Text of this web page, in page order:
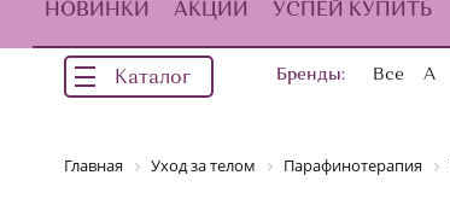
НОВИНКИ АКЦИИ УСПЕЙ КУПИТЬ
Каталог Бренды: Все A
Главная Уход за телом Парафинотерапия